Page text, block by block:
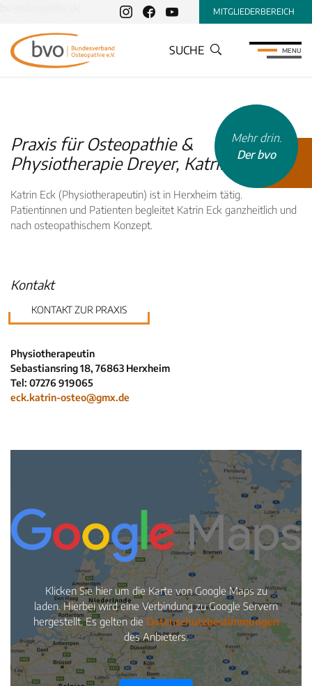
MITGLIEDERBEREICH
SUCHE MENU
Praxis für Osteopathie &
Physiotherapie Dreyer, Katrin Eck
Katrin Eck (Physiotherapeutin) ist in Herxheim tätig.
Patientinnen und Patienten begleitet Katrin Eck ganzheitlich und
nach osteopathischem Konzept.
Kontakt
KONTAKT ZUR PRAXIS
Physiotherapeutin
Sebastiansring 18, 76863 Herxheim
Tel: 07276 919065
eck.katrin-osteo@gmx.de
Klicken Sie hier um die Karte von Google Maps zu
laden. Hierbei wird eine Verbindung zu Google Servern
hergestellt. Es gelten die Datenschutzbestimmungen
des Anbieters.
Mehr drin.
Der bvo
Schulen
Krankenkassen
Neuigkeiten
Kleinanzeigen
Veranstaltungen
Inhaltsseiten